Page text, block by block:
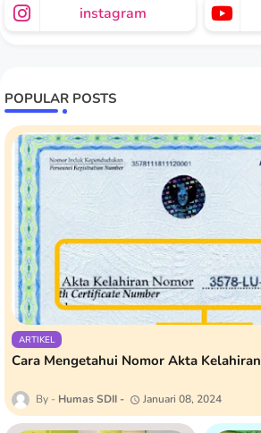
instagram
POPULAR POSTS
ARTIKEL
Cara Mengetahui Nomor Akta Kelahiran
Humas SDII Januari 08, 2024